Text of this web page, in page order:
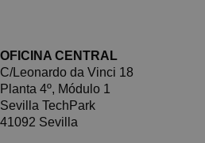
OFICINA CENTRAL
C/Leonardo da Vinci 18
Planta 4º, Módulo 1
Sevilla TechPark
41092 Sevilla